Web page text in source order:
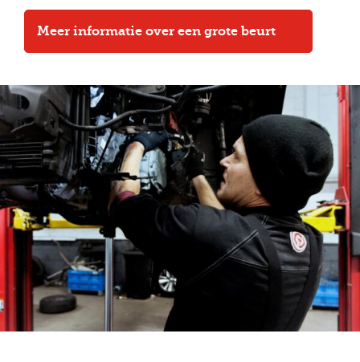
Meer informatie over een grote beurt